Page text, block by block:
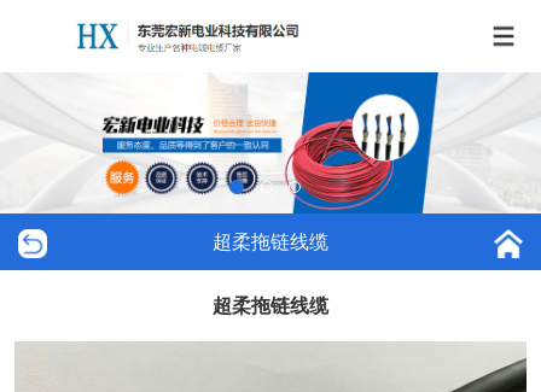
超柔拖链线缆
超柔拖链线缆